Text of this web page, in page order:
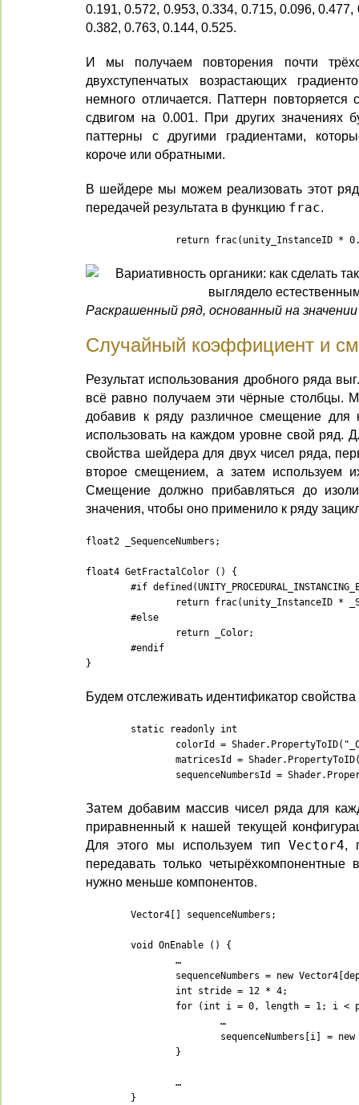
0.191, 0.572, 0.953, 0.334, 0.715, 0.096,
0.382, 0.763, 0.144, 0.525.
И мы получаем повторения почти
двухступенчатых возрастающих
немного отличается. Паттерн повторяется
сдвигом на 0.001. При других значениях
паттерны с другими градиентами,
короче или обратными.
В шейдере мы можем реализовать этот
передачей результата в функцию frac.
return frac(unity_InstanceID *
Раскрашенный ряд, основанный на
Случайный коэффициент и
Результат использования дробного ряда
всё равно получаем эти чёрные столбцы.
добавив к ряду различное смещение для
использовать на каждом уровне свой ряд.
свойства шейдера для двух чисел ряда,
второе смещением, а затем используем
Смещение должно прибавляться до
значения, чтобы оно применило к ряду
float2 _SequenceNumbers;
float4 GetFractalColor () {
}
Будем отслеживать идентификатор
sequenceNumbersId =
Затем добавим массив чисел ряда для
приравненный к нашей текущей
Для этого мы используем тип Vector4,
передавать только
нужно меньше компонентов.